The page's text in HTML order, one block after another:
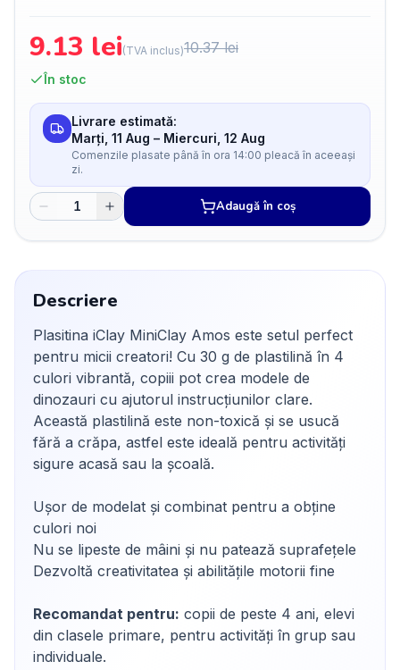
9.13 lei(TVA inclus)10.37lei
În stoc
Livrare estimată:
Marți, 11 Aug – Miercuri, 12 Aug
Comenzile plasate până în ora 14:00 pleacă în aceeași
zi.
Adaugă în coș
Descriere
Plasitina iClay MiniClay Amos este setul perfect
pentru micii creatori! Cu 30 g de plastilină în 4
culori vibrantă, copiii pot crea modele de
dinozauri cu ajutorul instrucțiunilor clare.
Această plastilină este non-toxică și se usucă
fără a crăpa, astfel este ideală pentru activități
sigure acasă sau la școală.
Ușor de modelat și combinat pentru a obține
culori noi
Nu se lipeste de mâini și nu patează suprafețele
Dezvoltă creativitatea și abilitățile motorii fine
Recomandat pentru: copii de peste 4 ani, elevi
din clasele primare, pentru activități în grup sau
individuale.